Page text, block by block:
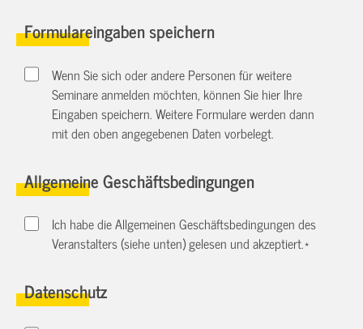
Formulareingaben speichern
Wenn Sie sich oder andere Personen für weitere
Seminare anmelden möchten, können Sie hier Ihre
Eingaben speichern. Weitere Formulare werden dann
mit den oben angegebenen Daten vorbelegt.
Allgemeine Geschäftsbedingungen
Ich habe die Allgemeinen Geschäftsbedingungen des
Veranstalters (siehe unten) gelesen und akzeptiert.*
Datenschutz